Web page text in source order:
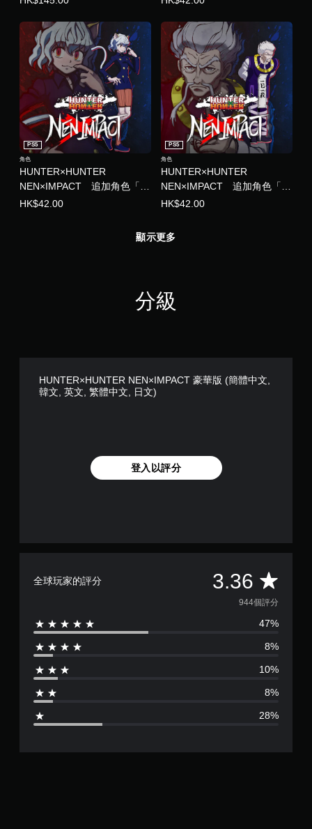
HUNTER×HUNTER
NEN×IMPACT 追加角色「尼
飛彼多」 (中日英韓文版)
PS5
角色
HK$42.00
HUNTER×HUNTER
NEN×IMPACT 追加角色「桀
諾」 (中日英韓文版)
PS5
角色
HK$42.00
顯示更多
分級
HUNTER×HUNTER NEN×IMPACT 豪華版 (簡體中文,
韓文, 英文, 繁體中文, 日文)
登入以評分
全球玩家的評分 3.36 平
均
評
分
3
3
944個評分
47%
8%
10%
8%
28%